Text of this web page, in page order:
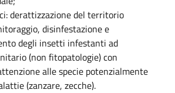
derattizzazione del territorio
disinfestazione e
degli insetti infestanti ad
(non fitopatologie) con
alle specie potenzialmente
(zanzare, zecche).